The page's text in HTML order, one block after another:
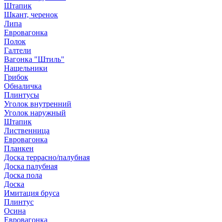
Штапик
Шкант, черенок
Липа
Евровагонка
Полок
Галтели
Вагонка "Штиль"
Нащельники
Грибок
Обналичка
Плинтусы
Уголок внутренний
Уголок наружный
Штапик
Лиственница
Евровагонка
Планкен
Доска террасно/палубная
Доска палубная
Доска пола
Доска
Имитация бруса
Плинтус
Осина
Евровагонка